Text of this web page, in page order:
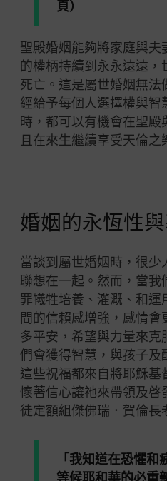
頁）
聖殿婚姻能夠將家庭與夫
的權柄持續到永永遠遠，
死亡。這是屬世婚姻無法
經給予每個人選擇權與智
時，都可以有機會在聖
且在來生繼續享受天倫之
婚姻的永恆性
當談到屬世婚姻時，很少
聯想在一起。然而，當我
罪犧牲培養、灌溉、和運
間的信賴感增強，感情
多平安，希望與力量來
們會獲得智慧，與孩子及
這些祝福都來自將耶穌基
懷著信心讓祂來帶領及啓
徒定額組傑佛瑞．賀倫長
「我知道在恐懼
等候耶和華的必重